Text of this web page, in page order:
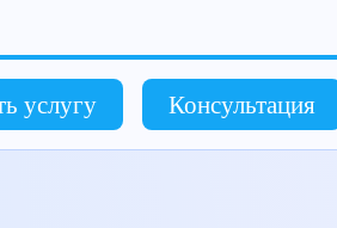
услугу Консультация